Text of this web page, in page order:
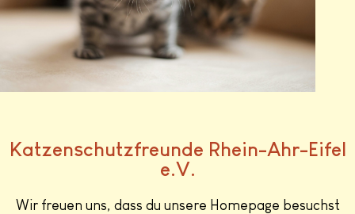
Katzenschutzfreunde Rhein-Ahr-Eifel
e.V.
Wir freuen uns, dass du unsere Homepage besuchst